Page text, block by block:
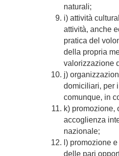
naturali;
i) attività
attività, anche
pratica del
della propria
valorizzazione
j)
domiciliari, per
comunque, in
k) promozione,
accoglienza
nazionale;
l) promozione
delle pari